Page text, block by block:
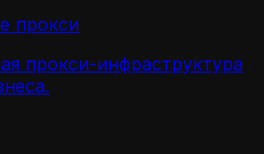
прокси
прокси-инфраструктура